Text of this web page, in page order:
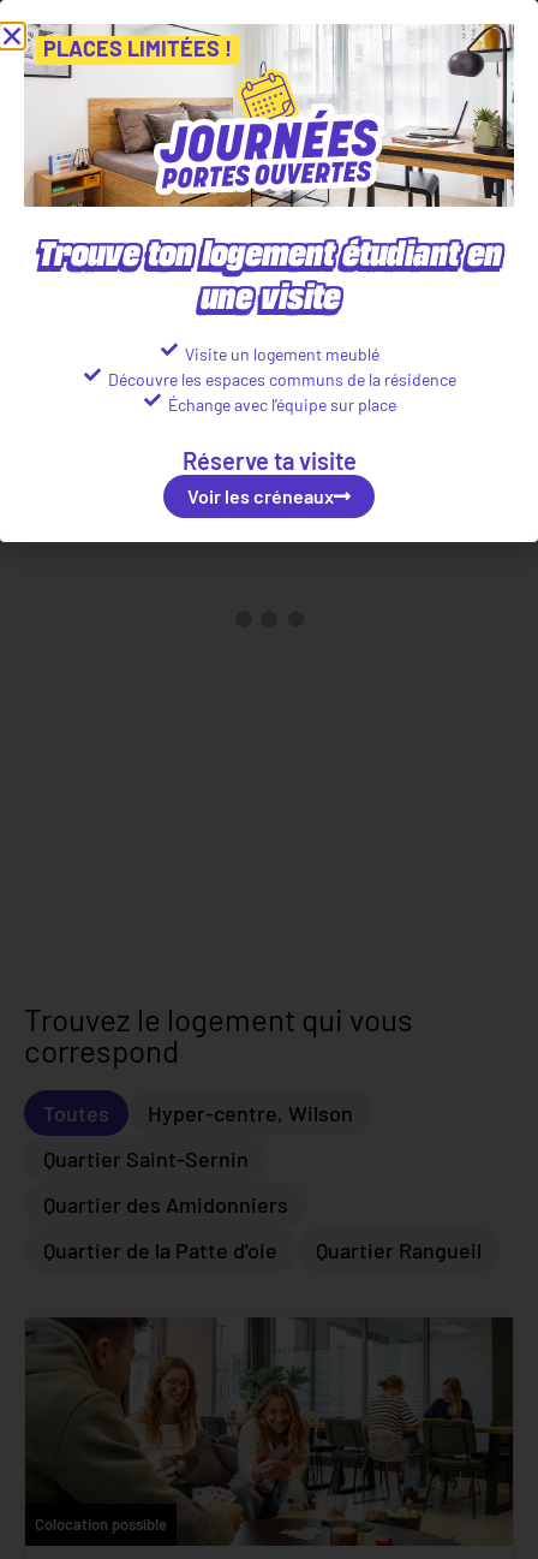
Portes Ouvertes ! Inscris-toi vite ! PLACES LIMITÉES Viens
Voir les créneaux
Nos logements en résidence
étudiante à Toulouse
Trouvez le logement qui vous
correspond
Toutes
Hyper-centre, Wilson
Quartier Saint-Sernin
Quartier des Amidonniers
Quartier de la Patte d'oie
Quartier Rangueil
Colocation possible
PLACES LIMITÉES !
Trouve ton logement étudiant en
une visite
Visite un logement meublé
Découvre les espaces communs de la résidence
Échange avec l’équipe sur place
Réserve ta visite
Voir les créneaux